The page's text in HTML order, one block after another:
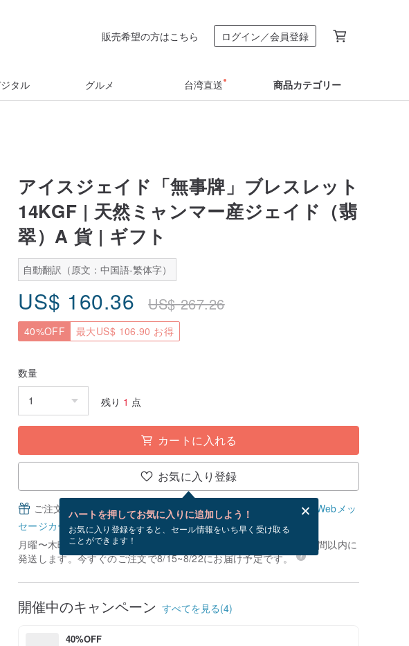
販売希望の方はこちら ログイン／会員登録
タル グルメ 台湾直送 商品カテゴリー
アイスジェイド「無事牌」ブレスレット
14KGF | 天然ミャンマー産ジェイド（翡
翠）A 貨 | ギフト
自動翻訳（原文：中国語-繁体字）
US$ 160.36 US$267.26
40%OFF 最大US$ 106.90 お得
数量
残り 1 点
カートに入れる
お気に入り登録
ハートを押してお気に入りに追加しよう！
お気に入り登録をすると、セール情報をいち早く受け取る
ことができます！
ご注文完了後、無料でWebメッセージカードを作成できます。
Webメッ
セージカードとは？
月曜〜木曜にご注文いただく場合、お支払いが確認でき次第、24時間以内に
発送します。今すぐのご注文で8/15~8/22にお届け予定です。
開催中のキャンペーン すべてを見る(4)
40%OFF